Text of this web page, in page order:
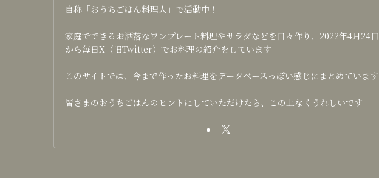
自称「おうちごはん料理人」で活動中！
家庭でできるお洒落なワンプレート料理やサラダなどを日々作り、2022年4月24日
から毎日X（旧Twitter）でお料理の紹介をしています
このサイトでは、今まで作ったお料理をデータベースっぽい感じにまとめています
皆さまのおうちごはんのヒントにしていただけたら、この上なくうれしいです